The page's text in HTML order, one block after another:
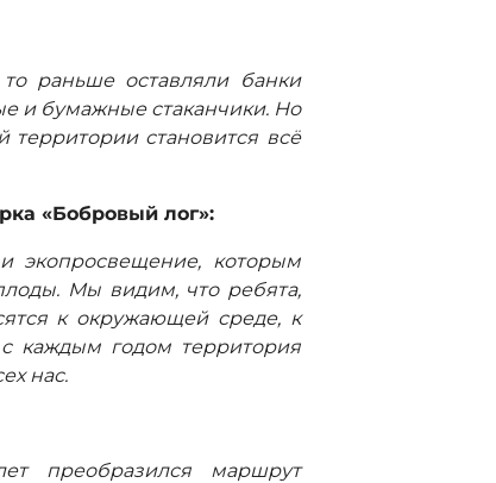
раньше оставляли банки
и бумажные стаканчики. Но
становится всё
«Бобровый лог»:
экопросвещение, которым
Мы видим, что ребята,
к окружающей среде, к
каждым годом территория
нас.
преобразился маршрут